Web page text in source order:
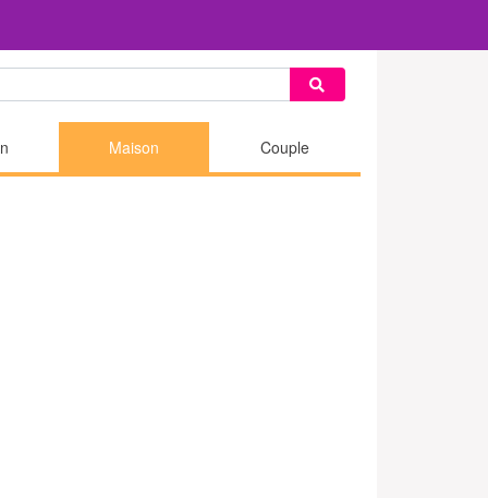
Maison Couple